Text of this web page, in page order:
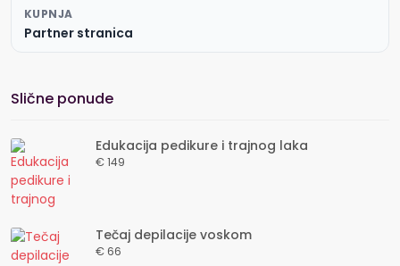
KUPNJA
Partner stranica
Slične ponude
Edukacija pedikure i trajnog laka
€ 149
Tečaj depilacije voskom
€ 66